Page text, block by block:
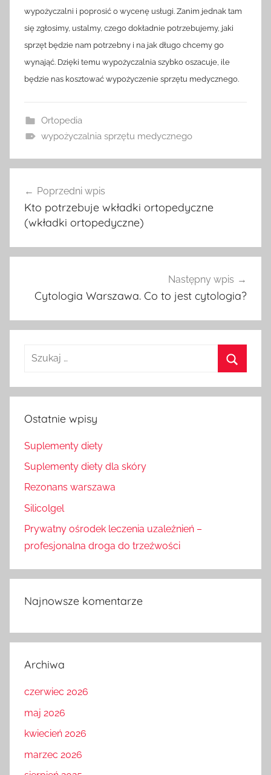
wypożyczalni i poprosić o wycenę usługi. Zanim jednak tam
się zgłosimy, ustalmy, czego dokładnie potrzebujemy, jaki
sprzęt będzie nam potrzebny i na jak długo chcemy go
wynająć. Dzięki temu wypożyczalnia szybko oszacuje, ile
będzie nas kosztować wypożyczenie sprzętu medycznego.
Ortopedia
wypożyczalnia sprzętu medycznego
wpisu
Poprzedni wpis
Kto potrzebuje wkładki ortopedyczne
(wkładki ortopedyczne)
Następny wpis
Cytologia Warszawa. Co to jest cytologia?
Szukaj
Ostatnie wpisy
Suplementy diety
Suplementy diety dla skóry
Rezonans warszawa
Silicolgel
Prywatny ośrodek leczenia uzależnień –
profesjonalna droga do trzeźwości
Najnowsze komentarze
Archiwa
czerwiec 2026
maj 2026
kwiecień 2026
marzec 2026